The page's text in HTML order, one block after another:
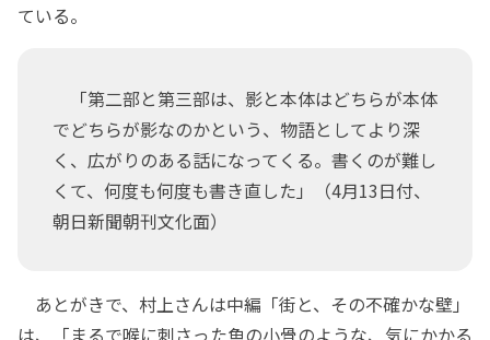
ている。
「第二部と第三部は、影と本体はどちらが本体
でどちらが影なのかという、物語としてより深
く、広がりのある話になってくる。書くのが難し
くて、何度も何度も書き直した」（4月13日付、
朝日新聞朝刊文化面）
あとがきで、村上さんは中編「街と、その不確かな壁」
は、「まるで喉に刺さった魚の小骨のような、気にかかる